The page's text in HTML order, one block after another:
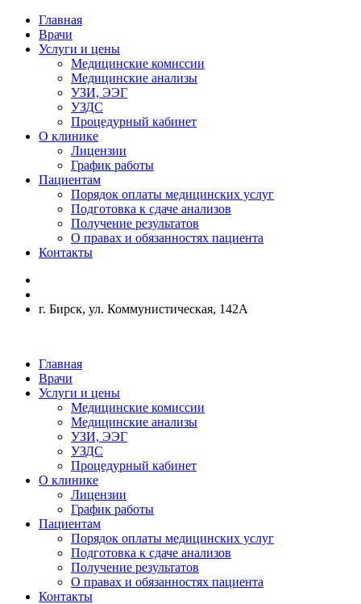
Главная
Врачи
Услуги и цены
Медицинские комиссии
Медицинские анализы
УЗИ, ЭЭГ
УЗДС
Процедурный кабинет
О клинике
Лицензии
График работы
Пациентам
Порядок оплаты медицинских услуг
Подготовка к сдаче анализов
Получение результатов
О правах и обязанностях пациента
Контакты
г. Бирск, ул. Коммунистическая, 142А
Главная
Врачи
Услуги и цены
Медицинские комиссии
Медицинские анализы
УЗИ, ЭЭГ
УЗДС
Процедурный кабинет
О клинике
Лицензии
График работы
Пациентам
Порядок оплаты медицинских услуг
Подготовка к сдаче анализов
Получение результатов
О правах и обязанностях пациента
Контакты